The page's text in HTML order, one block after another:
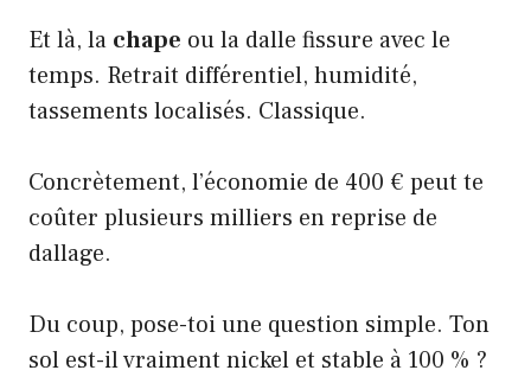
Et là, la chape ou la dalle fissure avec le
temps. Retrait différentiel, humidité,
tassements localisés. Classique.
Concrètement, l’économie de 400 € peut te
coûter plusieurs milliers en reprise de
dallage.
Du coup, pose-toi une question simple. Ton
sol est-il vraiment nickel et stable à 100 % ?